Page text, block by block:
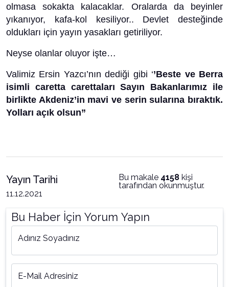
olmasa sokakta kalacaklar. Oralarda da beyinler
yıkanıyor, kafa-kol kesiliyor.. Devlet desteğinde
oldukları için yayın yasakları getiriliyor.
Neyse olanlar oluyor işte…
Valimiz Ersin Yazcı’nın dediği gibi ‘’Beste ve Berra
isimli caretta carettaları Sayın Bakanlarımız ile
birlikte Akdeniz’in mavi ve serin sularına bıraktık.
Yolları açık olsun”
Yayın Tarihi
11.12.2021
Bu makale 4158 kişi
tarafından okunmuştur.
Bu Haber İçin Yorum Yapın
Adınız Soyadınız
E-Mail Adresiniz